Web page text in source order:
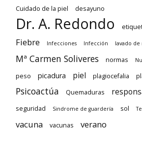
Cuidado de la piel
desayuno
Dr. A. Redondo
Fiebre Infecciones Infección lavado de
Mª Carmen Soliveres normas
peso picadura piel plagiocefalia
Psicoactúa Quemaduras
seguridad Sindrome de guardería sol
vacuna vacunas verano